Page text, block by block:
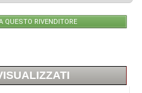
QUESTO RIVENDITORE